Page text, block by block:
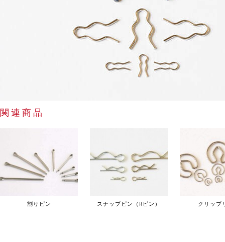
関連商品
割りピン スナップピン（Rピン） クリップ